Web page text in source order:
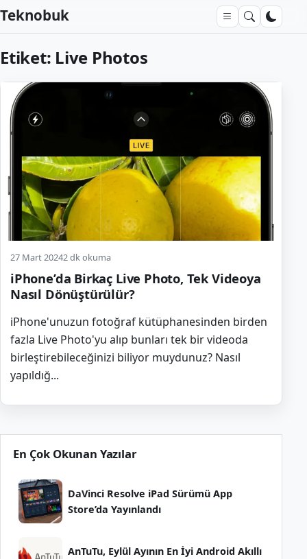
Teknobuk
Etiket: Live Photos
27 Mart 20242 dk okuma
iPhone’da Birkaç Live Photo, Tek Videoya
Nasıl Dönüştürülür?
iPhone'unuzun fotoğraf kütüphanesinden birden
fazla Live Photo'yu alıp bunları tek bir videoda
birleştirebileceğinizi biliyor muydunuz? Nasıl
yapıldığ...
En Çok Okunan Yazılar
DaVinci Resolve iPad Sürümü App
Store’da Yayınlandı
AnTuTu, Eylül Ayının En İyi Android Akıllı